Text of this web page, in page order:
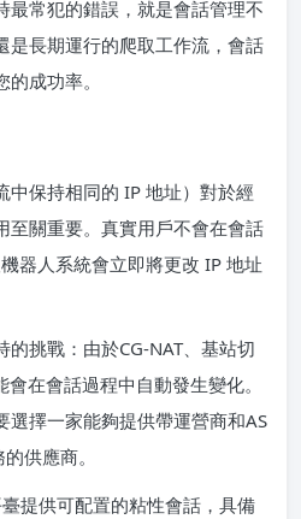
最常犯的錯誤，就是會話管理不
是長期運行的爬取工作流，會話
成功率。
中保持相同的 IP 地址）對於經
至關重要。真實用戶不會在會話
器人系統會立即將更改 IP 地址
挑戰：由於CG-NAT、基站切
在會話過程中自動發生變化。
選擇一家能夠提供帶運營商和AS
供應商。
提供可配置的粘性會話，具備